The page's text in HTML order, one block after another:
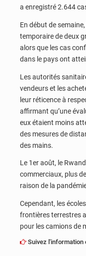
a enregistré 2.644
En début de
temporaire de deux
alors que les cas
dans le pays ont
Les autorités
vendeurs et les
leur réticence à
affirmant qu’une
eux étaient moins
des mesures de
des mains.
Le 1er août, le
commerciaux, plus
raison de la
Cependant, les
frontières terrestres
pour les camions de
Suivez l'information